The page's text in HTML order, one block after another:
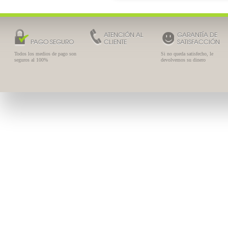
PAGO SEGURO
Todos los medios de pago son
seguros al 100%
ATENCIÓN AL
CLIENTE
GARANTÍA DE
SATISFACCIÓN
Si no queda satisfecho, le
devolvemos su dinero